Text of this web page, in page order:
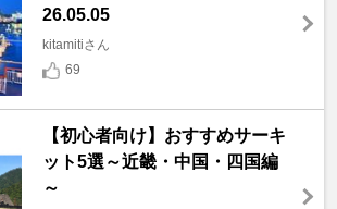
26.05.05
kitamitiさん
69
【初心者向け】おすすめサーキ
ット5選～近畿・中国・四国編
～